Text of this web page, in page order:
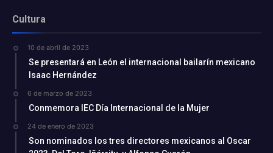
Cultura
10 de abril de 2023
Se presentará en León el internacional bailarín mexicano
Isaac Hernández
6 de marzo de 2023
Conmemora IEC Día Internacional de la Mujer
24 de enero de 2023
Son nominados los tres directores mexicanos al Oscar